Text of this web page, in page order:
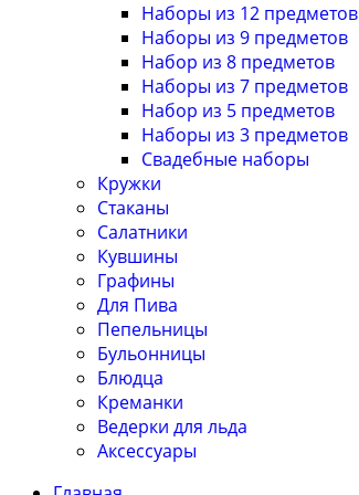
Наборы из 12 предметов
Наборы из 9 предметов
Набор из 8 предметов
Наборы из 7 предметов
Набор из 5 предметов
Наборы из 3 предметов
Свадебные наборы
Кружки
Стаканы
Салатники
Кувшины
Графины
Для Пива
Пепельницы
Бульонницы
Блюдца
Креманки
Ведерки для льда
Аксессуары